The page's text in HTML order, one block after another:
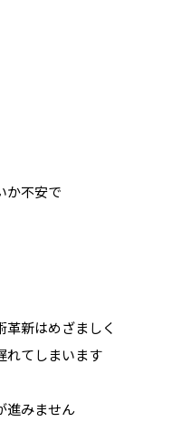
か不安で
革新はめざましく
れてしまいます
進みません